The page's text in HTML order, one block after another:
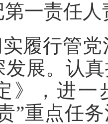
一责任
实履行管
发展。认
》，进一
”重点任